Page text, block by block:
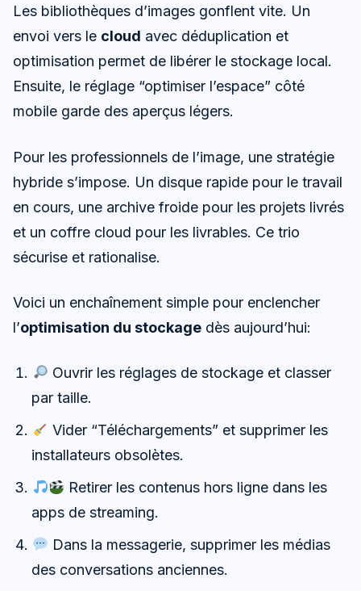
Les bibliothèques d’images gonflent vite. Un
envoi vers le cloud avec déduplication et
optimisation permet de libérer le stockage local.
Ensuite, le réglage “optimiser l’espace” côté
mobile garde des aperçus légers.
Pour les professionnels de l’image, une stratégie
hybride s’impose. Un disque rapide pour le travail
en cours, une archive froide pour les projets livrés
et un coffre cloud pour les livrables. Ce trio
sécurise et rationalise.
Voici un enchaînement simple pour enclencher
l’optimisation du stockage dès aujourd’hui:
Ouvrir les réglages de stockage et classer
par taille.
Vider “Téléchargements” et supprimer les
installateurs obsolètes.
Retirer les contenus hors ligne dans les
apps de streaming.
Dans la messagerie, supprimer les médias
des conversations anciennes.